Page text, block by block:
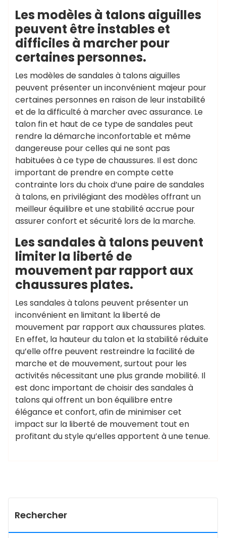
Les modèles à talons aiguilles
peuvent être instables et
difficiles à marcher pour
certaines personnes.
Les modèles de sandales à talons aiguilles
peuvent présenter un inconvénient majeur pour
certaines personnes en raison de leur instabilité
et de la difficulté à marcher avec assurance. Le
talon fin et haut de ce type de sandales peut
rendre la démarche inconfortable et même
dangereuse pour celles qui ne sont pas
habituées à ce type de chaussures. Il est donc
important de prendre en compte cette
contrainte lors du choix d’une paire de sandales
à talons, en privilégiant des modèles offrant un
meilleur équilibre et une stabilité accrue pour
assurer confort et sécurité lors de la marche.
Les sandales à talons peuvent
limiter la liberté de
mouvement par rapport aux
chaussures plates.
Les sandales à talons peuvent présenter un
inconvénient en limitant la liberté de
mouvement par rapport aux chaussures plates.
En effet, la hauteur du talon et la stabilité réduite
qu’elle offre peuvent restreindre la facilité de
marche et de mouvement, surtout pour les
activités nécessitant une plus grande mobilité. Il
est donc important de choisir des sandales à
talons qui offrent un bon équilibre entre
élégance et confort, afin de minimiser cet
impact sur la liberté de mouvement tout en
profitant du style qu’elles apportent à une tenue.
Rechercher